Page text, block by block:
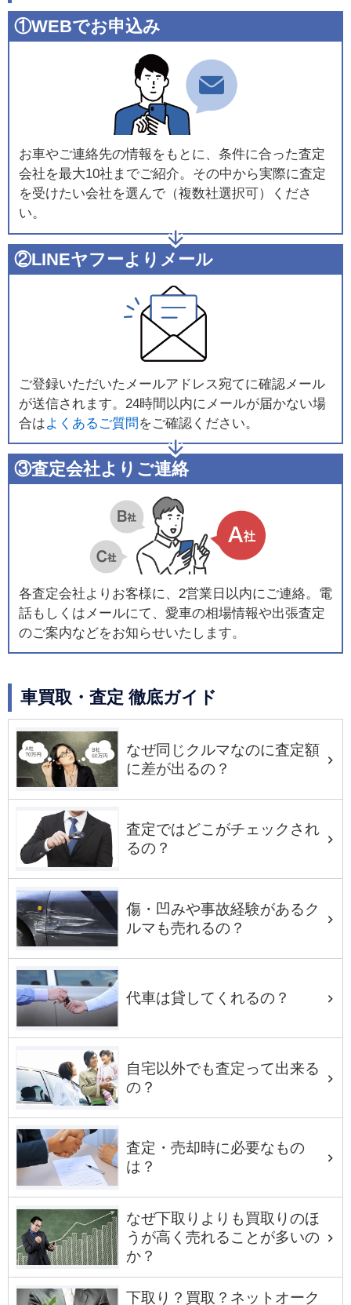
①WEBでお申込み
お車やご連絡先の情報をもとに、条件に合った査定
会社を最大10社までご紹介。その中から実際に査定
を受けたい会社を選んで（複数社選択可）くださ
い。
②LINEヤフーよりメール
ご登録いただいたメールアドレス宛てに確認メール
が送信されます。24時間以内にメールが届かない場
合はよくあるご質問 をご確認ください。
③査定会社よりご連絡
各査定会社よりお客様に、2営業日以内にご連絡。電
話もしくはメールにて、愛車の相場情報や出張査定
のご案内などをお知らせいたします。
車買取・査定 徹底ガイド
なぜ同じクルマなのに査定額
に差が出るの？
査定ではどこがチェックされ
るの？
傷・凹みや事故経験があるク
ルマも売れるの？
代車は貸してくれるの？
自宅以外でも査定って出来る
の？
査定・売却時に必要なもの
は？
なぜ下取りよりも買取りのほ
うが高く売れることが多いの
か？
下取り？買取？ネットオーク